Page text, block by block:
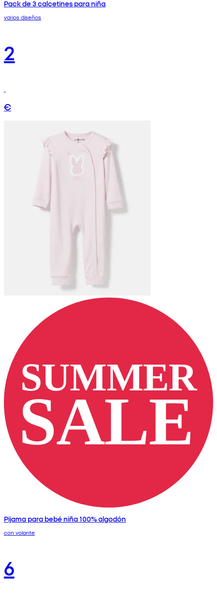
Pack de 3 calcetines para niña
varios diseños
2
€
Pijama para bebé niña 100% algodón
con volante
6